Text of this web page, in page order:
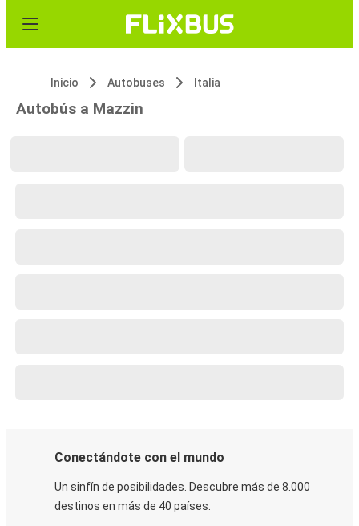
Inicio Autobuses Italia
Autobús a Mazzin
Conectándote con el mundo
Un sinfín de posibilidades. Descubre más de 8.000
destinos en más de 40 países.